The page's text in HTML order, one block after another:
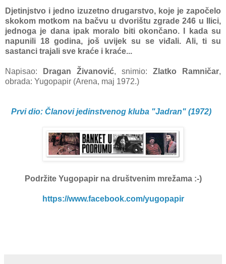
Djetinjstvo i jedno izuzetno drugarstvo, koje je započelo
skokom motkom na bačvu u dvorištu zgrade 246 u Ilici,
jednoga je dana ipak moralo biti okončano. I kada su
napunili 18 godina, još uvijek su se viđali. Ali, ti su
sastanci trajali sve kraće i kraće...
Napisao: Dragan Živanović, snimio: Zlatko Ramničar,
obrada: Yugopapir (Arena, maj 1972.)
Prvi dio: Članovi jedinstvenog kluba "Jadran" (1972)
Podržite Yugopapir na društvenim mrežama :-)
https://www.facebook.com/yugopapir